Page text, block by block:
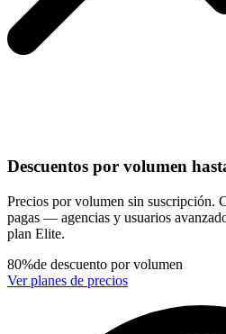
Descuentos por volumen
Precios por volumen sin suscripción.
pagas — agencias y usuarios
plan Elite.
80%de descuento por volumen
Ver planes de precios